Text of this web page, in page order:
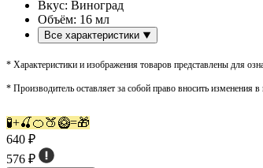
Вкус: Виноград
Объём: 16 мл
Все характеристики
* Характеристики и изображения товаров представлены для
* Производитель оставляет за собой право вносить изменения
🧪+🍒🍊🍑🥝=🎁
640 ₽
576 ₽